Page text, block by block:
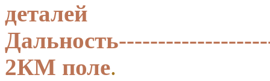
деталей
2КМ поле.